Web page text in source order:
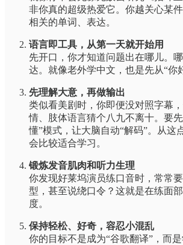
非你真的超级热爱它。你越关心某
相关的单词、表达。
语言即工具，从第一天就开始用
先开口，你才知道问题出在哪儿。
达。就像老外学中文，也是先从“你
先理解大意，再做输出
类似看美剧时，你即便没对照字幕
情、肢体语言猜个八九不离十。要
懂”模式，让大脑自动“解码”。从这
会比较适合学习。
锻炼发音肌肉和听力生理
你发现好莱坞演员练口音时，常常
型，甚至说绕口令？这就是在练面
度。
保持轻松、好奇，容忍小混乱
你的目标不是成为“谷歌翻译”，而